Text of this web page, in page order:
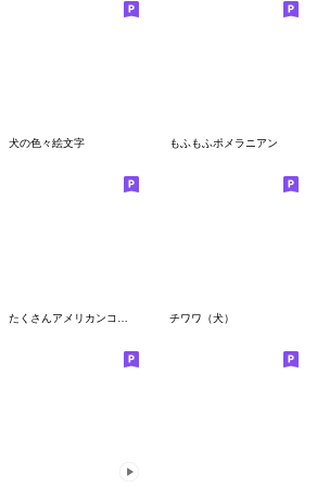
犬の色々絵文字 もふもふポメラニアン
たくさんアメリカンコッカースパニエル チワワ（犬）